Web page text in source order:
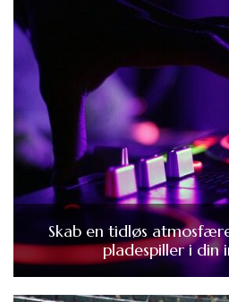
Skab en tidløs
pladespiller i din